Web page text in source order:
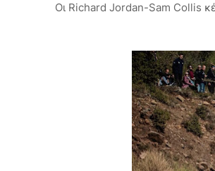
Οι Richard Jordan-Sam Collis